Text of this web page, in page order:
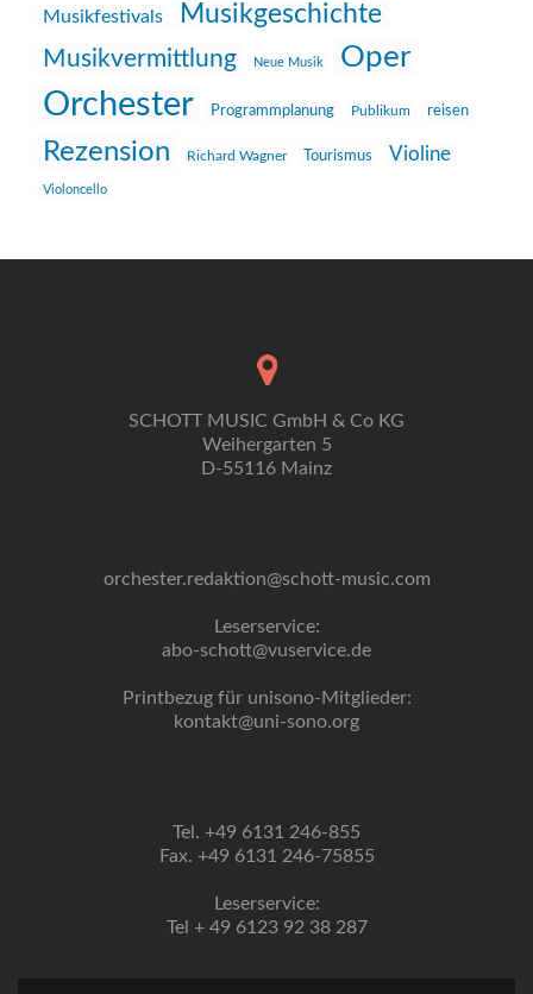
Musikfestivals Musikgeschichte
Musikvermittlung Neue Musik Oper
Orchester Programmplanung Publikum reisen
Rezension Richard Wagner Tourismus Violine
Violoncello
SCHOTT MUSIC GmbH & Co KG
Weihergarten 5
D-55116 Mainz
orchester.redaktion@schott-music.com
Leserservice:
abo-schott@vuservice.de
Printbezug für unisono-Mitglieder:
kontakt@uni-sono.org
Tel. +49 6131 246-855
Fax. +49 6131 246-75855
Leserservice:
Tel + 49 6123 92 38 287